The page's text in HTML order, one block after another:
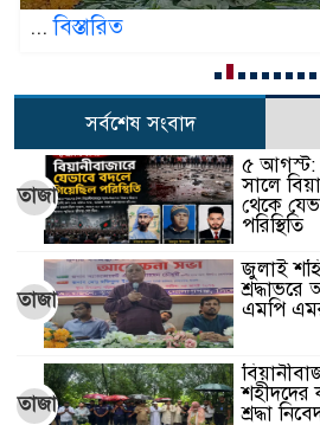
...বিস্তারিত
সর্বশেষ সংবাদ
৫ আগস্ট:
সালে
থেকে
পরিস্থিতি
তাজা
জুলাই
এমপি
তাজা
শ্রদ্ধা
তাজা